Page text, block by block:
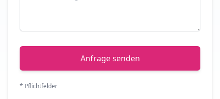
Anfrage senden
* Pflichtfelder